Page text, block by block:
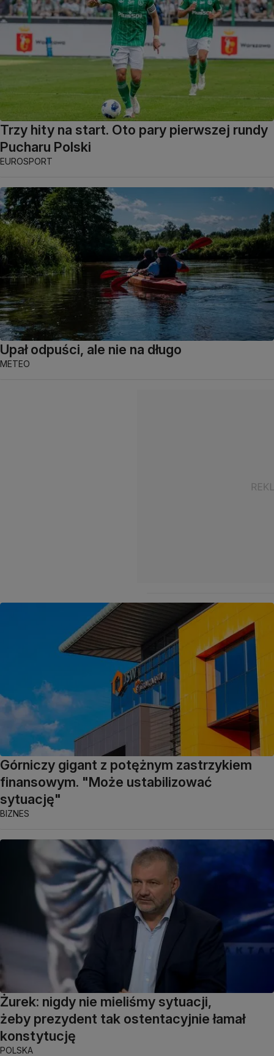
Trzy hity na start. Oto pary pierwszej rundy
Pucharu Polski
EUROSPORT
Upał odpuści, ale nie na długo
METEO
Górniczy gigant z potężnym zastrzykiem
finansowym. "Może ustabilizować
sytuację"
BIZNES
Żurek: nigdy nie mieliśmy sytuacji,
żeby prezydent tak ostentacyjnie łamał
konstytucję
POLSKA